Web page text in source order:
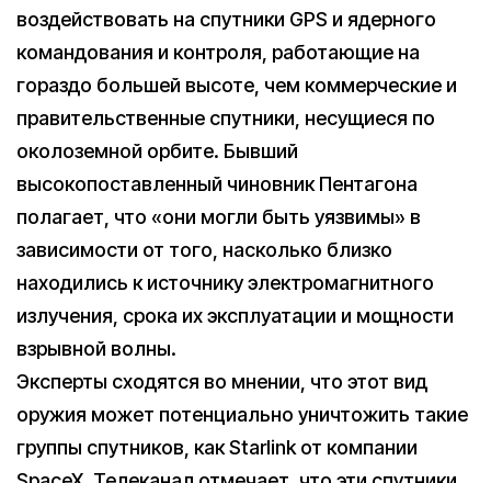
воздействовать на спутники GPS и ядерного
командования и контроля, работающие на
гораздо большей высоте, чем коммерческие и
правительственные спутники, несущиеся по
околоземной орбите. Бывший
высокопоставленный чиновник Пентагона
полагает, что «они могли быть уязвимы» в
зависимости от того, насколько близко
находились к источнику электромагнитного
излучения, срока их эксплуатации и мощности
взрывной волны.
Эксперты сходятся во мнении, что этот вид
оружия может потенциально уничтожить такие
группы спутников, как Starlink от компании